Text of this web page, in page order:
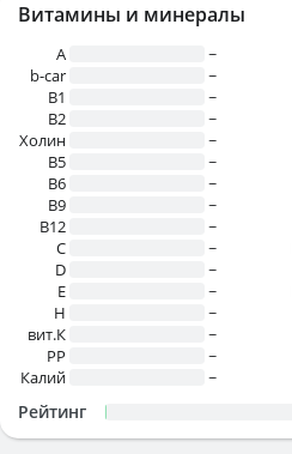
Витамины и минералы
A
~
b-car
~
В1
~
B2
~
Холин
~
B5
~
B6
~
B9
~
B12
~
C
~
D
~
E
~
H
~
вит.К
~
PP
~
Калий
~
Рейтинг